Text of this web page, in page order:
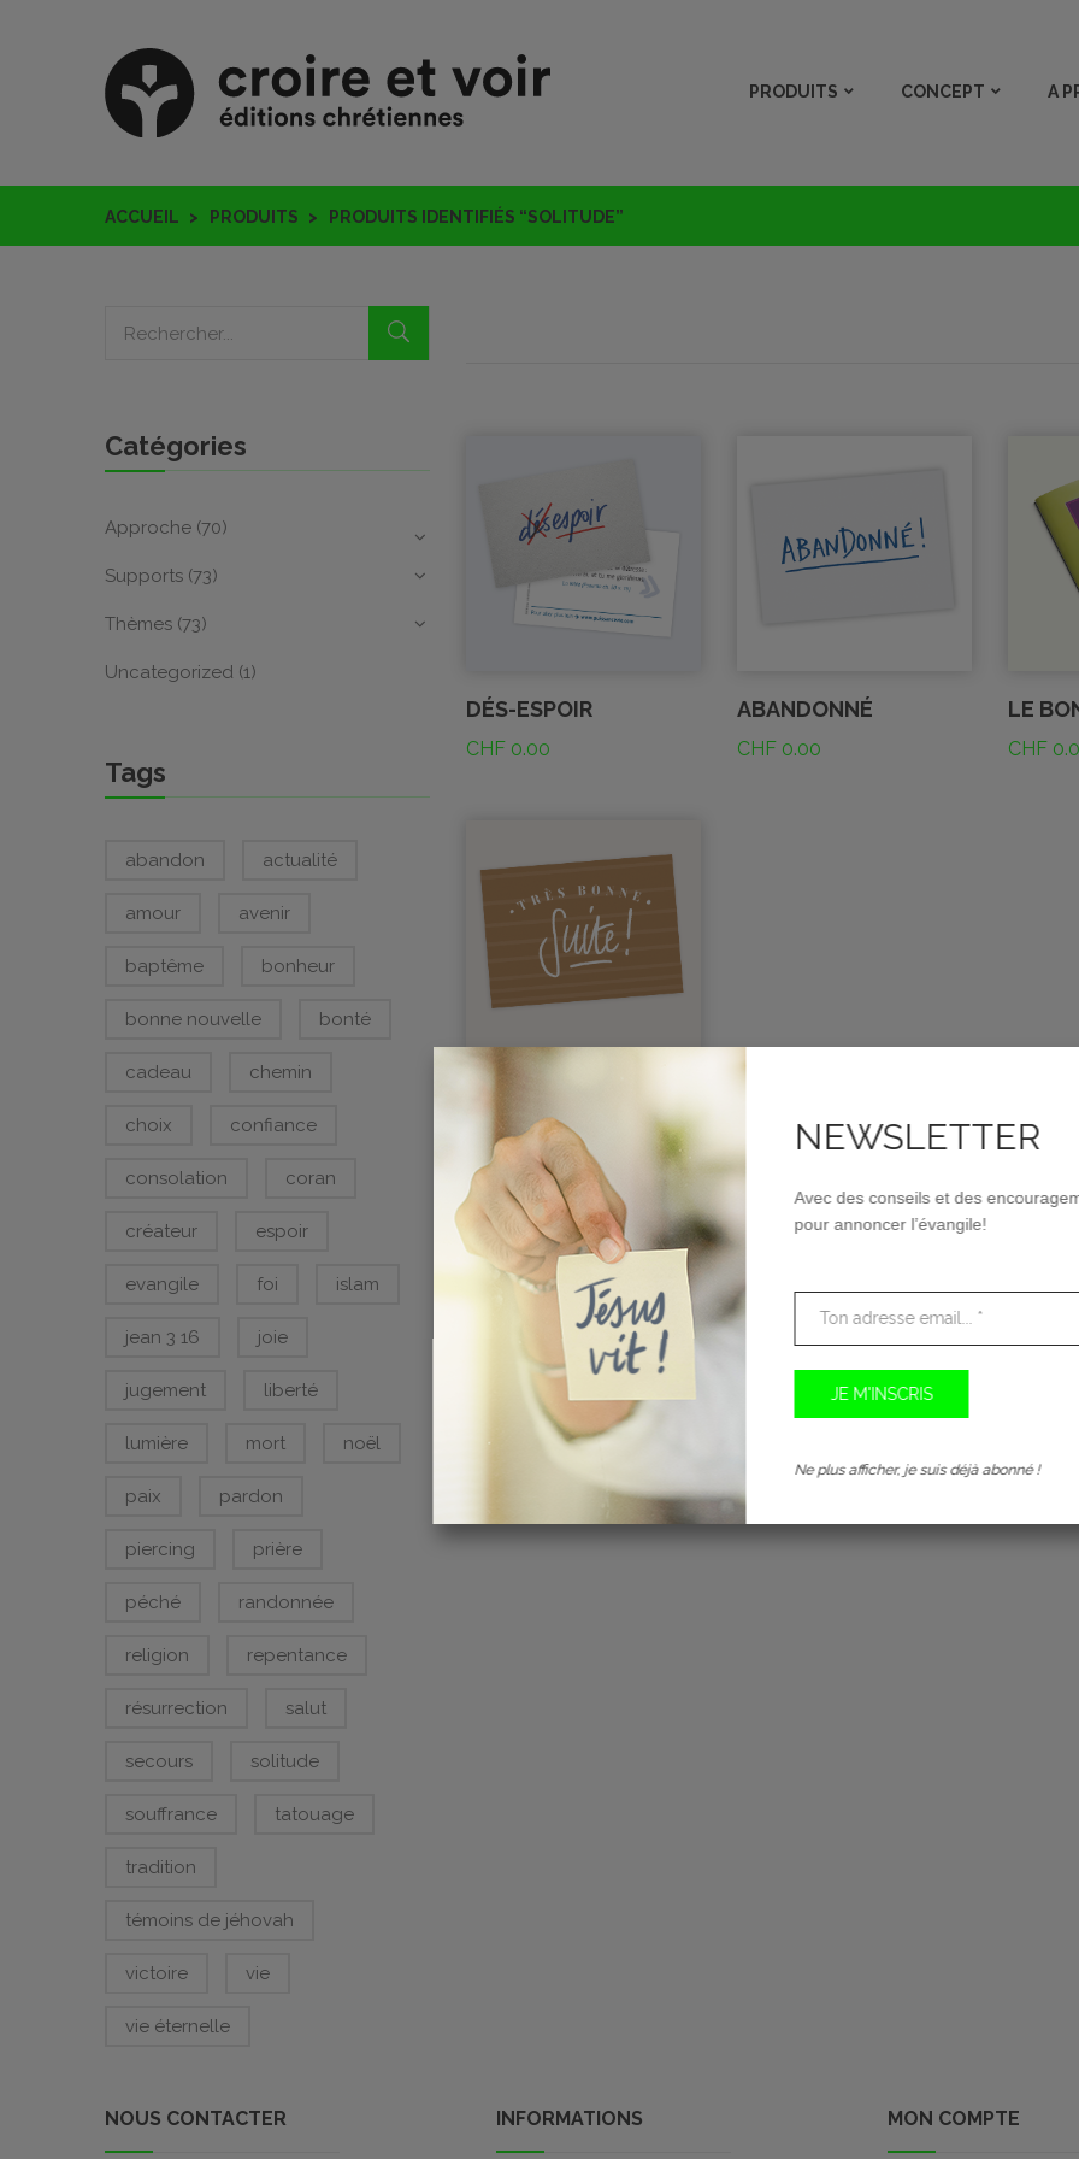
PRODUITS CONCEPT A
ACCUEIL PRODUITS PRODUITS IDENTIFIÉS “SOLITUDE”
Catégories
Approche (70)
Supports (73)
Thèmes (73)
Uncategorized (1)
Tags
abandon actualité
amour avenir
baptême bonheur
bonne nouvelle bonté
cadeau chemin
choix confiance
consolation coran
créateur espoir
evangile foi islam
jean 3 16 joie
jugement liberté
lumière mort noël
paix pardon
piercing prière
péché randonnée
religion repentance
résurrection salut
secours solitude
souffrance tatouage
tradition
témoins de jéhovah
victoire vie
vie éternelle
DÉS-ESPOIR
CHF 0.00
ABANDONNÉ
CHF 0.00
LE
CHF
CHF0.00
NOUS CONTACTER INFORMATIONS MON COMPTE
NEWSLETTER
Avec des conseils et des
pour annoncer l’évangile!
Ne plus afficher, je suis déjà abonné !